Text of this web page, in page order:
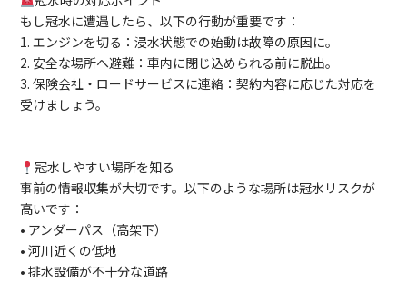
もし冠水に遭遇したら、以下の行動が重要です：
1. エンジンを切る：浸水状態での始動は故障の原因に。
2. 安全な場所へ避難：車内に閉じ込められる前に脱出。
3. 保険会社・ロードサービスに連絡：契約内容に応じた対応を
受けましょう。
冠水しやすい場所を知る
事前の情報収集が大切です。以下のような場所は冠水リスクが
高いです：
• アンダーパス（高架下）
• 河川近くの低地
• 排水設備が不十分な道路